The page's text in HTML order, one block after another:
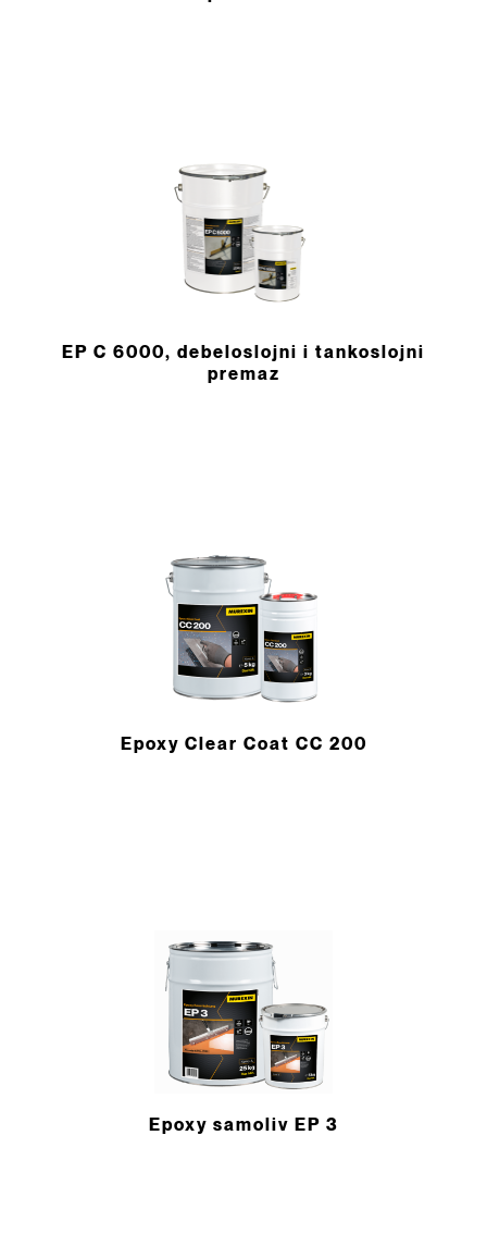
EP C 6000, debeloslojni i tankoslojni
premaz
Epoxy Clear Coat CC 200
Epoxy samoliv EP 3